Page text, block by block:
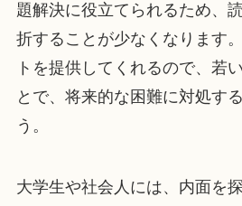
題解決に役立てられるため、
折することが少なくなります
トを提供してくれるので、若
とで、将来的な困難に対処す
う。
大学生や社会人には、内面を